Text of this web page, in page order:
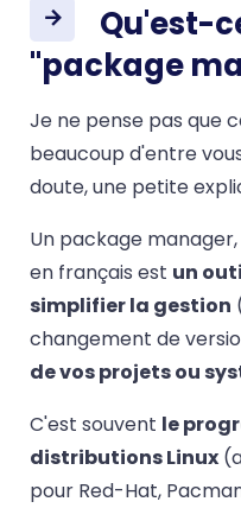
Qu'est-
"package
Je ne pense pas que
beaucoup d'entre
doute, une petite
Un package
en français est un
simplifier la gestion
changement de
de vos projets ou
C'est souvent le
distributions Linux
pour Red-Hat,